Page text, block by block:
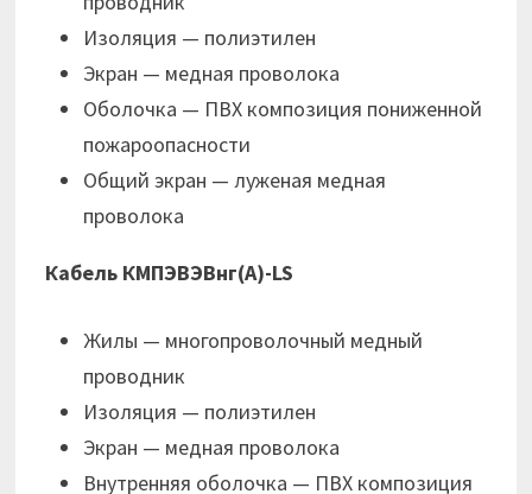
Изоляция — полиэтилен
Экран — медная проволока
Оболочка — ПВХ композиция пониженной
пожароопасности
Общий экран — луженая медная
проволока
Кабель КМПЭВЭВнг(А)-LS
Жилы — многопроволочный медный
проводник
Изоляция — полиэтилен
Экран — медная проволока
Внутренняя оболочка — ПВХ композиция